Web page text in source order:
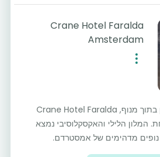
Crane Hotel Faralda
Amsterdam
אם אי פעם חלמת לישון בתוך מנוף, Crane Hotel Faralda
המלון הלילי והאקסקלוסיבי נמצא
מדהימים של אמסטרדם.